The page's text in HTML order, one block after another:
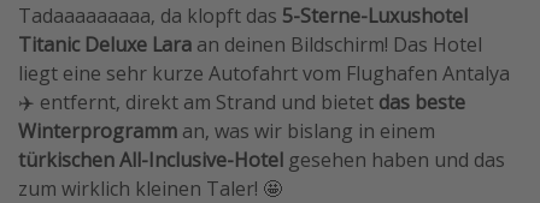
Tadaaaaaaaaa, da klopft das 5-Sterne-Luxushotel
Titanic Deluxe Lara an deinen Bildschirm! Das Hotel
liegt eine sehr kurze Autofahrt vom Flughafen Antalya
✈️ entfernt, direkt am Strand und bietet das beste
Winterprogramm an, was wir bislang in einem
türkischen All-Inclusive-Hotel gesehen haben und das
zum wirklich kleinen Taler! 🤩